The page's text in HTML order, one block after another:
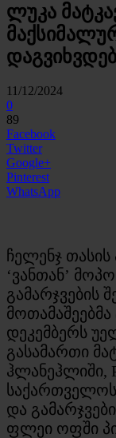
ლუკა
11/12/2024
0
89
Facebook
Twitter
Google+
Pinterest
WhatsApp
ჩელენჯ
‘ვანთან’
გამარჯვების
დეკემბერს
გასამართი
ჰლანეჰლიში,
და
ფლეი ოფში